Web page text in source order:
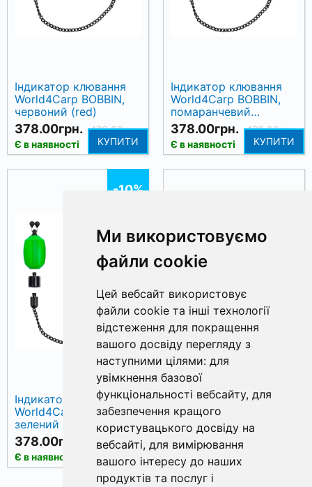
Ми використовуємо
файли cookie
Цей вебсайт використовує
файли cookie та інші технології
відстеження для покращення
вашого досвіду перегляду з
наступними цілями: для
увімкнення базової
функціональності вебсайту, для
забезпечення кращого
користувацького досвіду на
вебсайті, для вимірювання
вашого інтересу до наших
продуктів та послуг і
Індикатор клювання
World4Carp BOBBIN,
червоний (red)
378.00грн.
420.00грн.
Є в наявності
КУПИТИ
Індикатор клювання
World4Carp BOBBIN,
помаранчевий
(orange)
378.00грн.
420.00грн.
Є в наявності
КУПИТИ
-10%
Індикатор клювання
World4Carp BOBBIN,
зелений (green)
378.00грн.
420.00грн.
Є в наявності
Кліпса свінгера для
фіксації волосіні
World4Carp Swinger
clip sw20
61.00грн.
Є в наявності